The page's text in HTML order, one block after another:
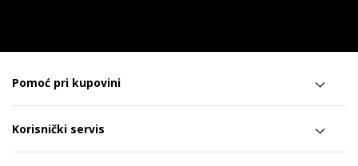
Pomoć pri kupovini
Korisnički servis